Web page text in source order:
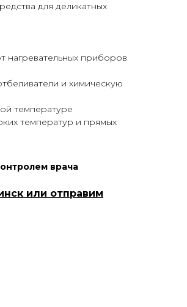
для деликатных
нагревательных приборов
и химическую
температуре
температур и прямых
врача
или отправим